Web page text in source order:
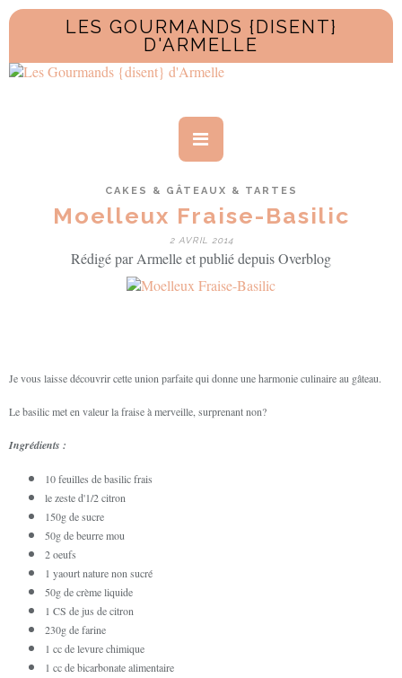
LES GOURMANDS {DISENT}
D'ARMELLE
CAKES & GÂTEAUX & TARTES
Moelleux Fraise-Basilic
2 AVRIL 2014
Rédigé par Armelle et publié depuis Overblog
Je vous laisse découvrir cette union parfaite qui donne une harmonie culinaire au gâteau.
Le basilic met en valeur la fraise à merveille, surprenant non?
Ingrédients :
10 feuilles de basilic frais
le zeste d'1/2 citron
150g de sucre
50g de beurre mou
2 oeufs
1 yaourt nature non sucré
50g de crème liquide
1 CS de jus de citron
230g de farine
1 cc de levure chimique
1 cc de bicarbonate alimentaire